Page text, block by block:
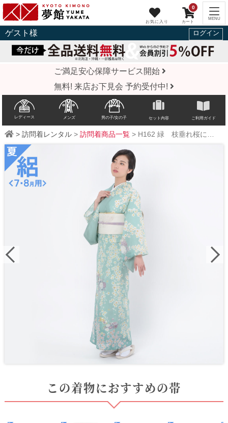
ゲスト 様 ログイン
ご満足安心保障サービス開始
無料! 来店お下見会 予約受付中!
0
レディース メンズ 男の子/女の子 セット内容 ご利用ガイド
> 訪問着レンタル> 訪問着商品一覧> H162 緑 枝垂れ桜に扇面
この着物におすすめの帯